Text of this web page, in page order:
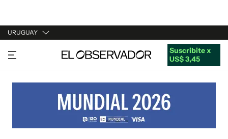
URUGUAY
URUGUAY
ARGENTINA
ESTADOS UNIDOS
Suscribite x
US$ 3,45